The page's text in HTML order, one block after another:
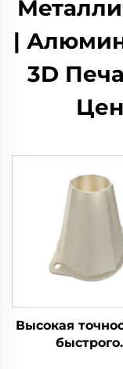
|
3D
Высокая
быстрого